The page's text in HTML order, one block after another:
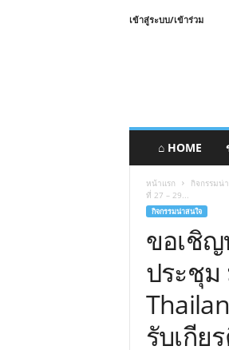
เข้าสู่ระบบ/เข้าร่วม
⌂ HOME
หน้าแรก กิจกรรมน่
ที่ 27 – 29...
กิจกรรมน่าสนใจ
ขอเชิญ
ประชุม
รับเกีย